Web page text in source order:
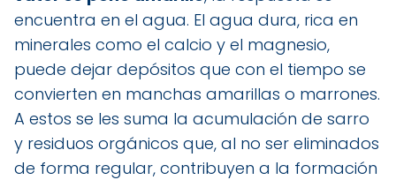
encuentra en el agua. El agua dura, rica en
minerales como el calcio y el magnesio,
puede dejar depósitos que con el tiempo se
convierten en manchas amarillas o marrones.
A estos se les suma la acumulación de sarro
y residuos orgánicos que, al no ser eliminados
de forma regular, contribuyen a la formación